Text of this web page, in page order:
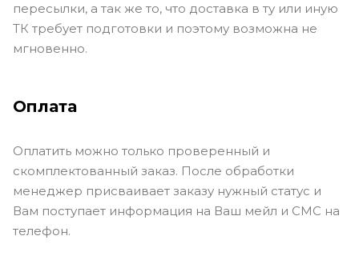
пересылки, а так же то, что доставка в ту или иную
ТК требует подготовки и поэтому возможна не
мгновенно.
Оплата
Оплатить можно только проверенный и
скомплектованный заказ. После обработки
менеджер присваивает заказу нужный статус и
Вам поступает информация на Ваш мейл и СМС на
телефон.